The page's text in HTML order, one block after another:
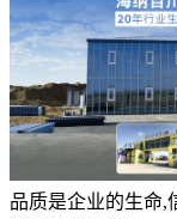
品质是企业的生命,